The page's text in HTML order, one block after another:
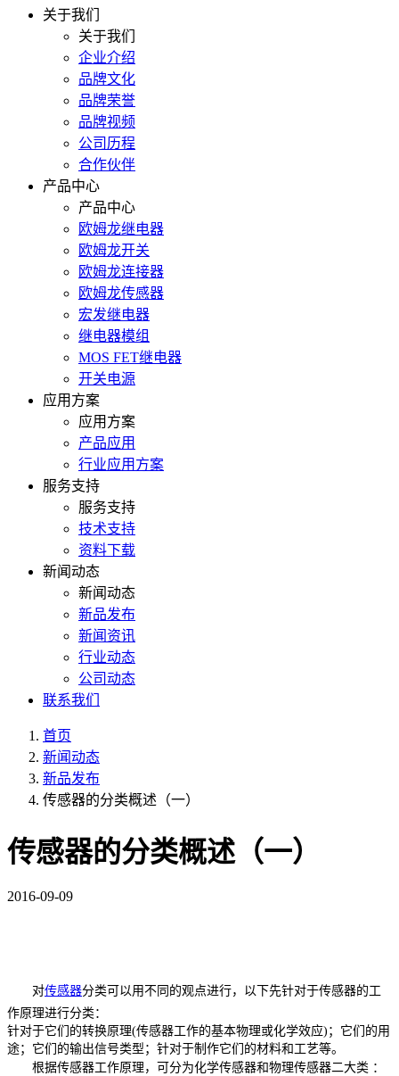
关于我们
关于我们
企业介绍
品牌文化
品牌荣誉
品牌视频
公司历程
合作伙伴
产品中心
产品中心
欧姆龙继电器
欧姆龙开关
欧姆龙连接器
欧姆龙传感器
宏发继电器
继电器模组
MOS FET继电器
开关电源
应用方案
应用方案
产品应用
行业应用方案
服务支持
服务支持
技术支持
资料下载
新闻动态
新闻动态
新品发布
新闻资讯
行业动态
公司动态
联系我们
首页
新闻动态
新品发布
传感器的分类概述（一）
传感器的分类概述（一）
2016-09-09
对传感器分类可以用不同的观点进行，以下先针对于传感器的工
作原理进行分类：
针对于它们的转换原理(传感器工作的基本物理或化学效应)；它们的用
途；它们的输出信号类型；针对于制作它们的材料和工艺等。
根据传感器工作原理，可分为化学传感器和物理传感器二大类 ：